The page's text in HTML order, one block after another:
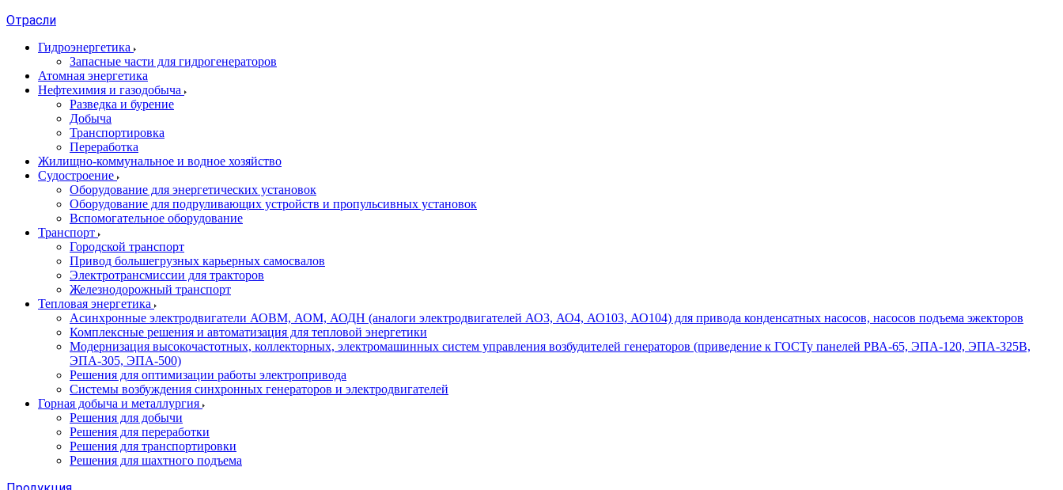
Отрасли
Гидроэнергетика
Запасные части для гидрогенераторов
Атомная энергетика
Нефтехимия и газодобыча
Разведка и бурение
Добыча
Транспортировка
Переработка
Жилищно-коммунальное и водное хозяйство
Судостроение
Оборудование для энергетических установок
Оборудование для подруливающих устройств и пропульсивных установок
Вспомогательное оборудование
Транспорт
Городской транспорт
Привод большегрузных карьерных самосвалов
Электротрансмиссии для тракторов
Железнодорожный транспорт
Тепловая энергетика
Асинхронные электродвигатели АОВМ, АОМ, АОДН (аналоги электродвигателей АО3, АО4, АО103, АО104) для привода конденсатных насосов, насосов подъема эжекторов
Комплексные решения и автоматизация для тепловой энергетики
Модернизация высокочастотных, коллекторных, электромашинных систем управления возбудителей генераторов (приведение к ГОСТу панелей РВА-65, ЭПА-120, ЭПА-325В,
ЭПА-305, ЭПА-500)
Решения для оптимизации работы электропривода
Системы возбуждения синхронных генераторов и электродвигателей
Горная добыча и металлургия
Решения для добычи
Решения для переработки
Решения для транспортировки
Решения для шахтного подъема